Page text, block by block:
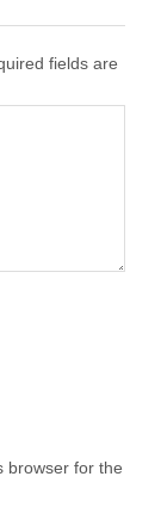
fields are
browser for the